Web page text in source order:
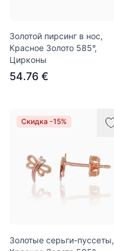
Золотой пирсинг в нос,
Красное Золото 585°,
Цирконы
54.76 €
Скидка -15%
Золотые серьги-пуссеты,